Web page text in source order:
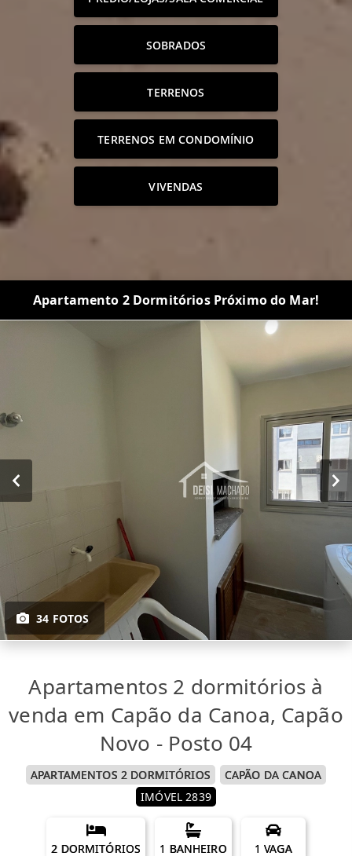
SOBRADOS
TERRENOS
TERRENOS EM CONDOMÍNIO
VIVENDAS
Apartamento 2 Dormitórios Próximo do Mar!
34 FOTOS
Apartamentos 2 dormitórios à
venda em Capão da Canoa, Capão
Novo - Posto 04
APARTAMENTOS 2 DORMITÓRIOS
CAPÃO DA CANOA
IMÓVEL 2839
2 DORMITÓRIOS 1 BANHEIRO 1 VAGA